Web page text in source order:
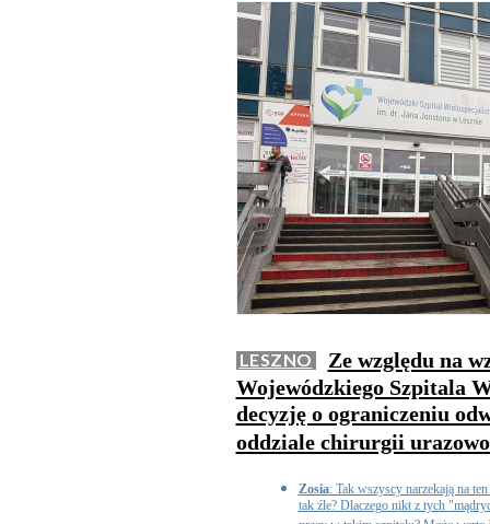
LESZNO
Ze względu na
Wojewódzkiego Szpitala
decyzję o ograniczeniu
oddziale chirurgii
Zosia: Tak wszyscy narzekają na
tak źle? Dlaczego nikt z tych